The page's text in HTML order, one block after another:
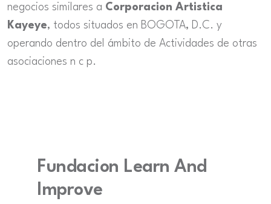
negocios similares a Corporacion Artistica
Kayeye, todos situados en BOGOTA, D.C. y
operando dentro del ámbito de Actividades de otras
asociaciones n c p.
Fundacion Learn And
Improve